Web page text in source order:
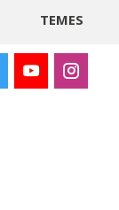
TEMES